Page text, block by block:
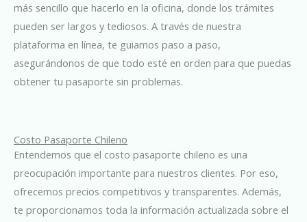
más sencillo que hacerlo en la oficina, donde los trámites
pueden ser largos y tediosos. A través de nuestra
plataforma en línea, te guiamos paso a paso,
asegurándonos de que todo esté en orden para que puedas
obtener tu pasaporte sin problemas.
Costo Pasaporte Chileno
Entendemos que el costo pasaporte chileno es una
preocupación importante para nuestros clientes. Por eso,
ofrecemos precios competitivos y transparentes. Además,
te proporcionamos toda la información actualizada sobre el